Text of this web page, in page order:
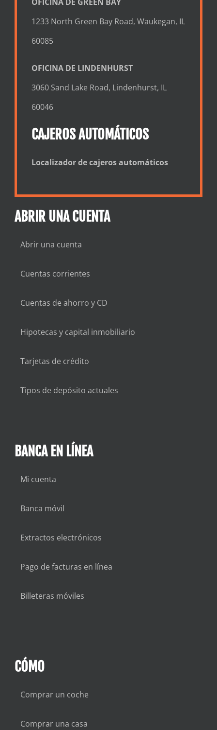
1233 North Green Bay Road, Waukegan, IL
60085
OFICINA DE LINDENHURST
3060 Sand Lake Road, Lindenhurst, IL
60046
CAJEROS AUTOMÁTICOS
Localizador de cajeros automáticos
ABRIR UNA CUENTA
Abrir una cuenta
Cuentas corrientes
Cuentas de ahorro y CD
Hipotecas y capital inmobiliario
Tarjetas de crédito
Tipos de depósito actuales
BANCA EN LÍNEA
Mi cuenta
Banca móvil
Extractos electrónicos
Pago de facturas en línea
Billeteras móviles
CÓMO
Comprar un coche
Comprar una casa